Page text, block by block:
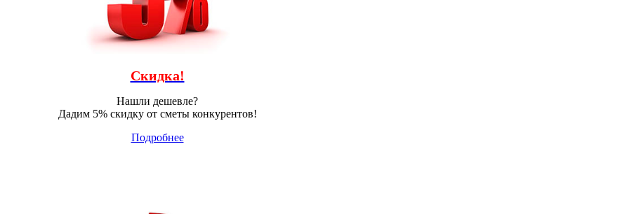
Скидка!
Нашли дешевле?
Дадим 5% скидку от сметы конкурентов!
Подробнее